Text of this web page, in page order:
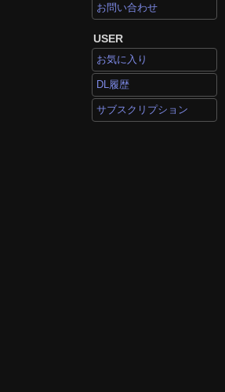
お問い合わせ
USER
お気に入り
DL履歴
サブスクリプション